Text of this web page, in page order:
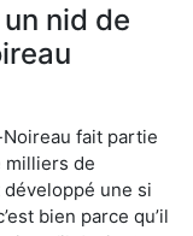
nid de
fait partie
milliers de
une si
bien parce qu’il